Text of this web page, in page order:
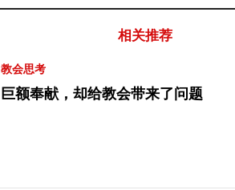
相关推荐
教会思考
巨额奉献，却给教会带来了问题